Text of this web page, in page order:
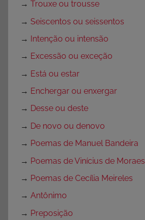
→ Trouxe ou trousse
→ Seiscentos ou seissentos
→ Intenção ou intensão
→ Excessão ou exceção
→ Está ou estar
→ Enchergar ou enxergar
→ Desse ou deste
→ De novo ou denovo
→ Poemas de Manuel Bandeira
→ Poemas de Vinícius de Moraes
→ Poemas de Cecília Meireles
→ Antônimo
→ Preposição